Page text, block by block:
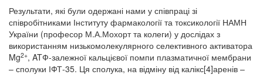
Результати, які були одержані нами у співпраці зі
співробітниками Інституту фармакології та токсикології НАМН
України (професор М.А.Мохорт та колеги) у дослідах з
використанням низькомолекулярного селективного активатора
Mg2+, ATФ-залежної кальцієвої помпи плазматичної мембрани
– сполуки ІФТ-35. Ця сполука, на відміну від калікс[4]аренів –